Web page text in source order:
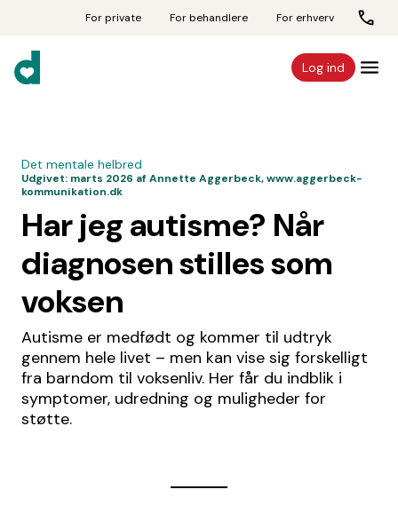
For private For behandlere For erhverv
Log ind
Det mentale helbred
Udgivet: marts 2026 af Annette Aggerbeck, www.aggerbeck-
kommunikation.dk
Har jeg autisme? Når
diagnosen stilles som
voksen
Autisme er medfødt og kommer til udtryk
gennem hele livet – men kan vise sig forskelligt
fra barndom til voksenliv. Her får du indblik i
symptomer, udredning og muligheder for
støtte.